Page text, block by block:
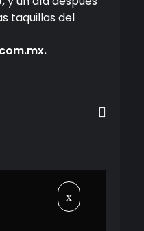
taquillas del
.